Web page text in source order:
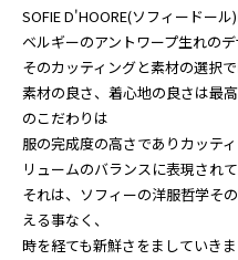
SOFIE D'HOORE(ソフィードール)
ベルギーのアントワープ生れの
そのカッティングと素材の選択
素材の良さ、着心地の良さは最
のこだわりは
服の完成度の高さでありカッテ
リュームのバランスに表現されて
それは、ソフィーの洋服哲学そ
える事なく、
時を経ても新鮮さをましていきま